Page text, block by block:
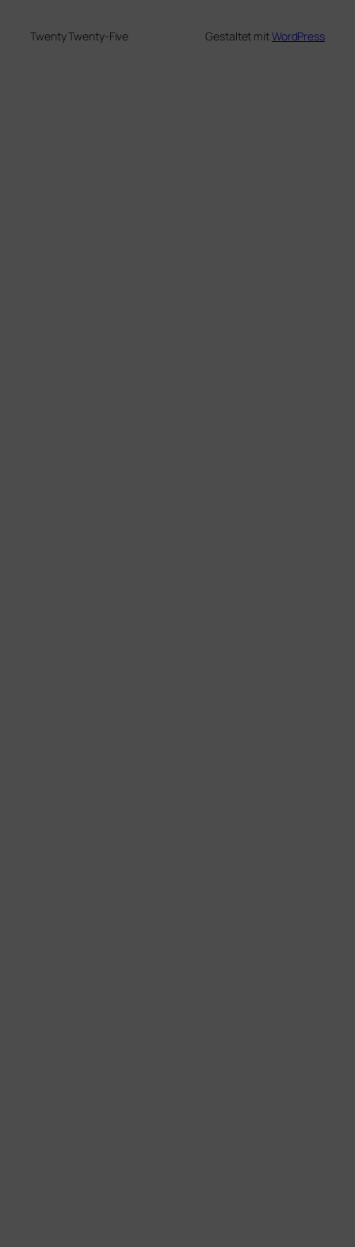
Twenty Twenty-Five Gestaltet mitWordPress